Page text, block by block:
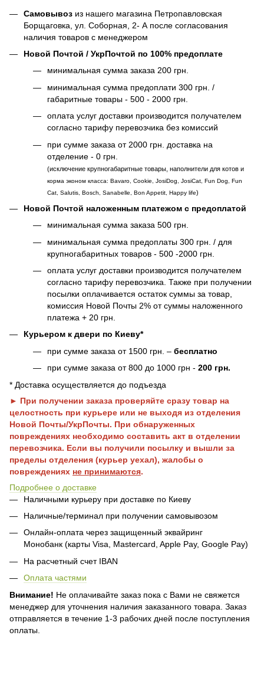
Самовывоз из нашего магазина Петропавловская
Борщаговка, ул. Соборная, 2- А после согласования
наличия товаров с менеджером
Новой Почтой / УкрПочтой по 100% предоплате
минимальная сумма заказа 200 грн.
минимальная сумма предоплати 300 грн. /
габаритные товары - 500 - 2000 грн.
оплата услуг доставки производится получателем
согласно тарифу перевозчика без комиссий
при сумме заказа от 2000 грн. доставка на
отделение - 0 грн.
(исключение крупногабаритные товары, наполнители для котов и
корма эконом класса: Bavaro, Cookie, JosiDog, JosiCat, Fun Dog, Fun
Cat, Salutis, Bosch, Sanabelle, Bon Appetit, Happy life)
Новой Почтой наложенным платежом с предоплатой
минимальная сумма заказа 500 грн.
минимальная сумма предоплаты 300 грн. / для
крупногабаритных товаров - 500 -2000 грн.
оплата услуг доставки производится получателем
согласно тарифу перевозчика. Также при получении
посылки оплачивается остаток суммы за товар,
комиссия Новой Почты 2% от суммы наложенного
платежа + 20 грн.
Курьером к двери по Киеву*
при сумме заказа от 1500 грн. – бесплатно
при сумме заказа от 800 до 1000 грн - 200 грн.
* Доставка осуществляется до подъезда
► При получении заказа проверяйте сразу товар на
целостность при курьере или не выходя из отделения
Новой Почты/УкрПочты. При обнаруженных
повреждениях необходимо составить акт в отделении
перевозчика. Если вы получили посылку и вышли за
пределы отделения (курьер уехал), жалобы о
повреждениях не принимаются.
Подробнее о доставке
Наличными курьеру при доставке по Киеву
Наличные/терминал при получении самовывозом
Онлайн-оплата через защищенный эквайринг
Монобанк (карты Visa, Mastercard, Apple Pay, Google Pay)
На расчетный счет IBAN
Оплата частями
Внимание! Не оплачивайте заказ пока с Вами не свяжется
менеджер для уточнения наличия заказанного товара. Заказ
отправляется в течение 1-3 рабочих дней после поступления
оплаты.